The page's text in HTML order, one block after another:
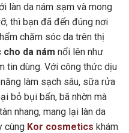
làn da nám sạm và mong
thì bạn đã đến đúng nơi
chăm sóc da trên thị
cho da nám nổi lên như
tin dùng. Với công thức dịu
làm sạch sâu, sữa rửa
bỏ bụi bẩn, bã nhờn mà
nhang, mang lại làn da
cùng Kor cosmetics khám